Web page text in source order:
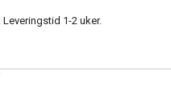
1-2 uker.